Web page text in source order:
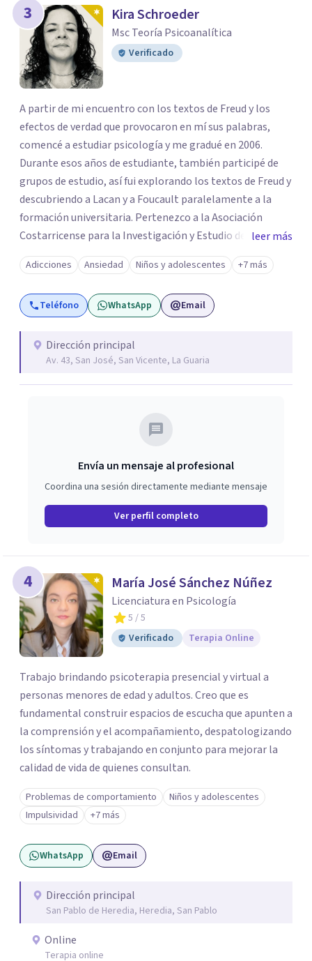
3 Kira Schroeder
Msc Teoría Psicoanalítica
Verificado
A partir de mi encuentro con los textos de Freud y los
efectos de verdad que provocaron en mí sus palabras,
comencé a estudiar psicología y me gradué en 2006.
Durante esos años de estudiante, también participé de
grupos de estudio, así fui explorando los textos de Freud y
descubriendo a Lacan y a Foucault paralelamente a la
formación universitaria. Pertenezco a la Asociación
Costarricense para la Investigación y Estudio del
Psicoanálisis. En el 2020 me titulé de la Maestría
Académica en Teoría Psicoanlítica de la Universidad de
Costa Rica, otorgándoseme la graduación de honor. Del
2017 al 2023 trabajé en el programa Escucharte del
Fundamentes. Con el objetivo de la prevención
psicosocial de poblaciones menores de edad en
vulnerabilidad psicosocial desde una epistemología
espacios de transmisión del psicoanálisis fuera del
de Moravia, y Lectura compartida: Sexualidades
Femeninas.
leer más
Adicciones Ansiedad Niños y adolescentes +7 más
Teléfono WhatsApp Email
Dirección principal
Av. 43, San José, San Vicente, La Guaria
Envía un mensaje al profesional
Coordina una sesión directamente mediante mensaje
Ver perfil completo
4 María José Sánchez Núñez
Licenciatura en Psicología
5 / 5
Verificado
Terapia Online
Trabajo brindando psicoterapia presencial y virtual a
personas menores de edad y adultos. Creo que es
fundamental construir espacios de escucha que apunten a
la comprensión y el acompañamiento, despatologizando
los síntomas y trabajando en conjunto para mejorar la
calidad de vida de quienes consultan.
Problemas de comportamiento
Niños y adolescentes
Impulsividad
+7 más
WhatsApp Email
Dirección principal
San Pablo de Heredia, Heredia, San Pablo
Online
Terapia online